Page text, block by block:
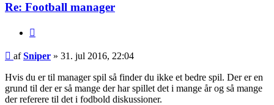
Re: Football manager
Indlæg
afSniper » 31. jul 2016, 22:04
Hvis du er til manager spil så finder du ikke et bedre spil. Der er en
grund til der er så mange der har spillet det i mange år og så mange
der referere til det i fodbold diskussioner.